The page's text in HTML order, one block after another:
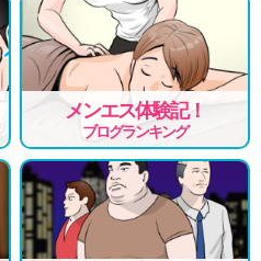
メンエス体験記！
ブログランキング